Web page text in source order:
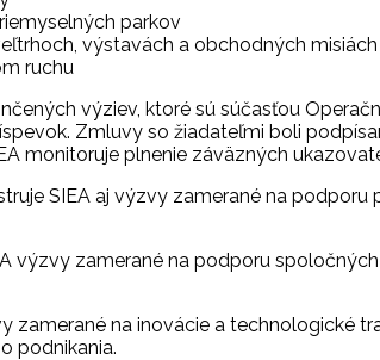
parkov
výstavách a obchodných misiách
ruchu
výziev, ktoré sú súčasťou
Zmluvy so žiadateľmi boli
monitoruje plnenie záväzných
SIEA aj výzvy zamerané na
výzvy zamerané na podporu
zamerané na inovácie a
podnikania.